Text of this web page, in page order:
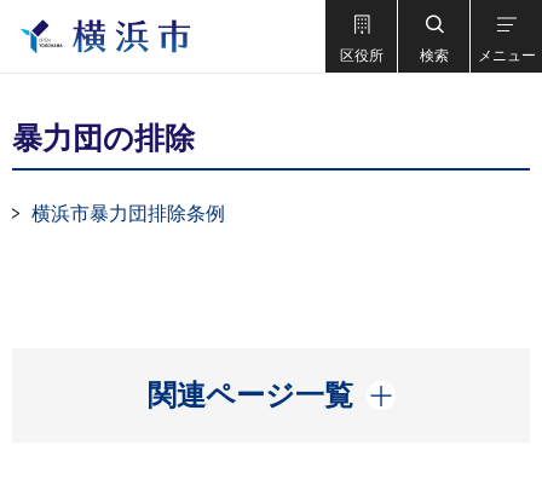
区役所 検索 メニュー
暴力団の排除
横浜市暴力団排除条例
関連ページ一覧
開く